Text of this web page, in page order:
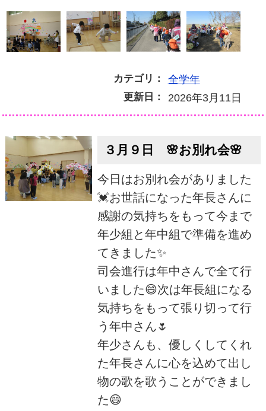
カテゴリ： 全学年
更新日： 2026年3月11日
３月９日 🌸お別れ会🌸
今日はお別れ会がありました
💓お世話になった年長さんに
感謝の気持ちをもって今まで
年少組と年中組で準備を進め
てきました✨
司会進行は年中さんで全て行
いました😄次は年長組になる
気持ちをもって張り切って行
う年中さん🌷
年少さんも、優しくしてくれ
た年長さんに心を込めて出し
物の歌を歌うことができまし
た😄